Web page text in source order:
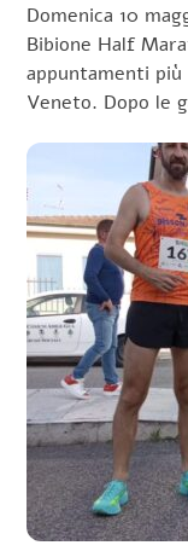
Domenica 10
Bibione Half
appuntamenti
Veneto. Dopo le